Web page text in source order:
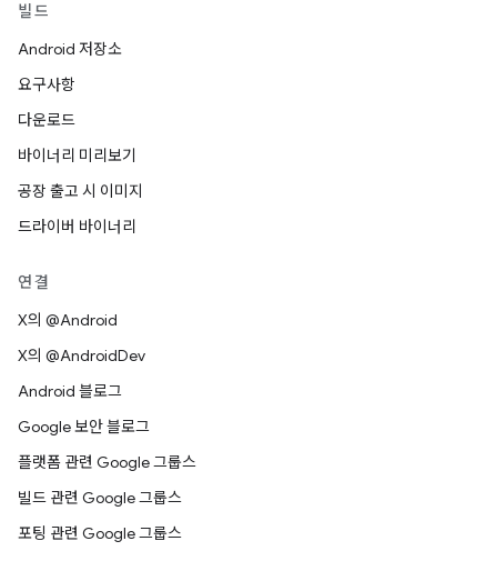
빌드
Android 저장소
요구사항
다운로드
바이너리 미리보기
공장 출고 시 이미지
드라이버 바이너리
연결
X의 @Android
X의 @AndroidDev
Android 블로그
Google 보안 블로그
플랫폼 관련 Google 그룹스
빌드 관련 Google 그룹스
포팅 관련 Google 그룹스